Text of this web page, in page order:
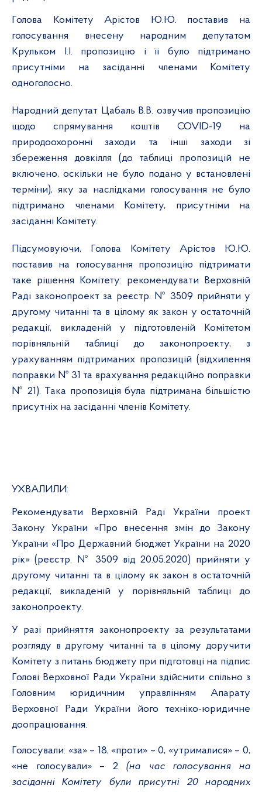
Голова Комітету Арістов Ю.Ю. поставив на
голосування внесену народним депутатом
Крульком І.І. пропозицію і її було підтримано
присутніми на засіданні членами Комітету
одноголосно.
Народний депутат Цабаль В.В. озвучив пропозицію
щодо спрямування коштів COVID-19 на
природоохоронні заходи та інші заходи зі
збереження довкілля (до таблиці пропозицій не
включено, оскільки не було подано у встановлені
терміни), яку за наслідками голосування не було
підтримано членами Комітету, присутніми на
засіданні Комітету.
Підсумовуючи, Голова Комітету Арістов Ю.Ю.
поставив на голосування пропозицію підтримати
таке рішення Комітету: рекомендувати Верховній
Раді законопроект за реєстр. № 3509 прийняти у
другому читанні та в цілому як закон у остаточній
редакції, викладеній у підготовленій Комітетом
порівняльній таблиці до законопроекту, з
урахуванням підтриманих пропозицій (відхилення
поправки № 31 та врахування редакційно поправки
№ 21). Така пропозиція була підтримана більшістю
присутніх на засіданні членів Комітету.
УХВАЛИЛИ:
Рекомендувати Верховній Раді України проект
Закону України «Про внесення змін до Закону
України «Про Державний бюджет України на 2020
рік» (реєстр. № 3509 від 20.05.2020) прийняти у
другому читанні та в цілому як закон в остаточній
редакції, викладеній у порівняльній таблиці до
законопроекту.
У разі прийняття законопроекту за результатами
розгляду в другому читанні та в цілому доручити
Комітету з питань бюджету при підготовці на підпис
Голові Верховної Ради України здійснити спільно з
Головним юридичним управлінням Апарату
Верховної Ради України його техніко-юридичне
доопрацювання.
Голосували: «за» – 18, «проти» –0, «утрималися» –0,
«не голосували» – 2 (на час голосування на
засіданні Комітету були присутні 20 народних